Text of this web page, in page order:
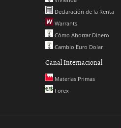
Declaración de la Renta
Warrants
Cómo Ahorrar Dinero
Cambio Euro Dolar
Canal Internacional
Materias Primas
Forex